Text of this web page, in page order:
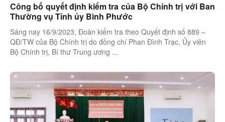
Công bố quyết định kiểm tra của Bộ Chính trị với Ban
Thường vụ Tỉnh ủy Bình Phước
Sáng nay 16/9/2023, Đoàn kiểm tra theo Quyết định số 889 –
QĐ/TW của Bộ Chính trị do đồng chí Phan Đình Trạc, Ủy viên
Bộ Chính trị, Bí thư Trung ương ...